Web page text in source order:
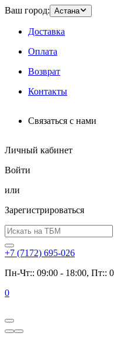
Ваш город: Астана
Доставка
Оплата
Возврат
Контакты
Связаться с нами
Личный кабинет
Войти
или
Зарегистрироваться
+7 (7172) 695-026
Пн-Чт:: 09:00 - 18:00, Пт::
0